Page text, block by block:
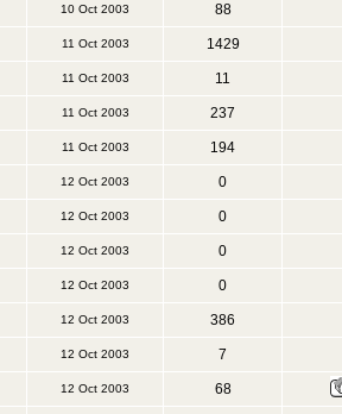
10 Oct 2003 88
11 Oct 2003 1429
11 Oct 2003 11
11 Oct 2003 237
11 Oct 2003 194
12 Oct 2003 0
12 Oct 2003 0
12 Oct 2003 0
12 Oct 2003 0
12 Oct 2003 386
12 Oct 2003 7
12 Oct 2003 68